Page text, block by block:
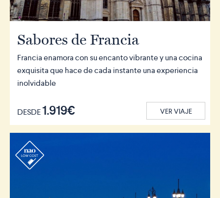
Sabores de Francia
Francia enamora con su encanto vibrante y una cocina
exquisita que hace de cada instante una experiencia
inolvidable
DESDE1.919€ VER VIAJE
r